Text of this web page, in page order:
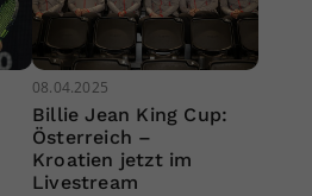
08.04.2025
Billie Jean King Cup:
Österreich –
Kroatien jetzt im
Livestream